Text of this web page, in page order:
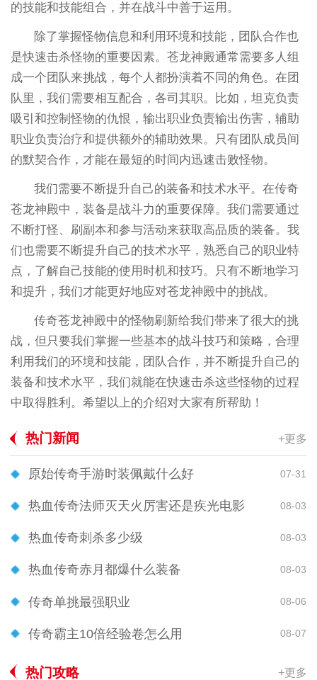
的技能和技能组合，并在战斗中善于运用。
除了掌握怪物信息和利用环境和技能，团队合作也
是快速击杀怪物的重要因素。苍龙神殿通常需要多人组
成一个团队来挑战，每个人都扮演着不同的角色。在团
队里，我们需要相互配合，各司其职。比如，坦克负责
吸引和控制怪物的仇恨，输出职业负责输出伤害，辅助
职业负责治疗和提供额外的辅助效果。只有团队成员间
的默契合作，才能在最短的时间内迅速击败怪物。
我们需要不断提升自己的装备和技术水平。在传奇
苍龙神殿中，装备是战斗力的重要保障。我们需要通过
不断打怪、刷副本和参与活动来获取高品质的装备。我
们也需要不断提升自己的技术水平，熟悉自己的职业特
点，了解自己技能的使用时机和技巧。只有不断地学习
和提升，我们才能更好地应对苍龙神殿中的挑战。
传奇苍龙神殿中的怪物刷新给我们带来了很大的挑
战，但只要我们掌握一些基本的战斗技巧和策略，合理
利用我们的环境和技能，团队合作，并不断提升自己的
装备和技术水平，我们就能在快速击杀这些怪物的过程
中取得胜利。希望以上的介绍对大家有所帮助！
热门新闻 +更多
原始传奇手游时装佩戴什么好 07-31
热血传奇法师灭天火厉害还是疾光电影 08-03
热血传奇刺杀多少级 08-03
热血传奇赤月都爆什么装备 08-03
传奇单挑最强职业 08-06
传奇霸主10倍经验卷怎么用 08-07
热门攻略 +更多